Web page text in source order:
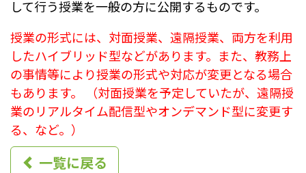
M
e
n
u
して行う授業を一般の方に公開するものです。
授業の形式には、対面授業、遠隔授業、両方を利用
したハイブリッド型などがあります。また、教務上
の事情等により授業の形式や対応が変更となる場合
もあります。 （対面授業を予定していたが、遠隔授
業のリアルタイム配信型やオンデマンド型に変更す
る、など。）
一覧に戻る